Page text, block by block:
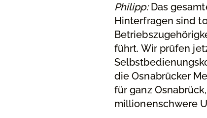
Philipp:Das
Hinterfragen sind
führt. Wir prüfen
die Osnabrücker
für ganz
millionenschwere